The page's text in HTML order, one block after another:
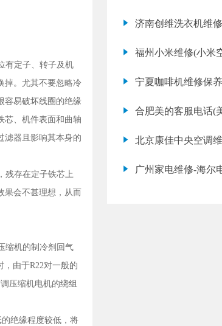
有定子、转子及机
掉。尤其不要忽略冷
容易破坏线圈的绝缘
芯、机件表面和曲轴
滤器且影响其本身的
残存在定子铁芯上
果会不甚理想，从而
缩机的制冷剂回气
由于R22对一般的
压缩机电机的绕组
绝缘程度较低，将
济南创维洗衣机维
福州小米维修(小米
宁夏咖啡机维修保
合肥美的客服电话(
北京康佳中央空调
广州家电维修-海尔